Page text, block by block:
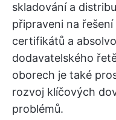
skladování a
připraveni na
certifikátů a
dodavatelského
oborech je také
rozvoj klíčových
problémů.